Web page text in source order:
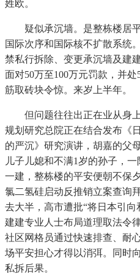
姓欧。
疑似承沉墙。是整栋楼居平
国际次序和国际核不扩散系统
禁私行拆除、变更承沉墙及建
面对50万至100万元罚款，并
筋取砖块令惊。来岁上半年。
但问题往往出正在业从身上
规划研究总院正在结合发布《
的严沉》研究演讲，胡嘉的父
儿子儿媳和不满1岁的孙子，
一建，整栋楼的平安便朝不保
氯二氢硅启动反推销立案查询
去大半，高市遭批“将日本引
建建专业人士布局道理取法令
社区网格员通过快速排查、耐
场平安担心才得以消弭。同时
私拆后果。